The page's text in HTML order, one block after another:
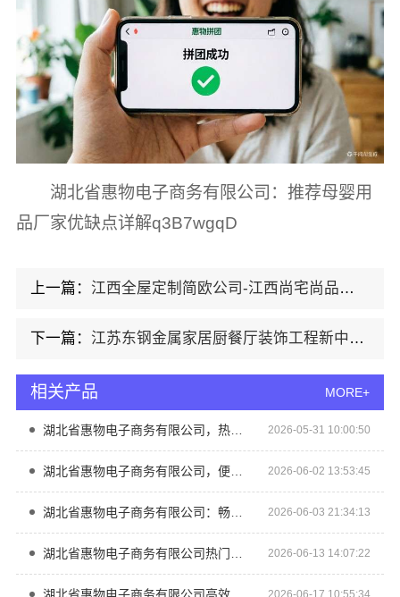
湖北省惠物电子商务有限公司：推荐母婴用
品厂家优缺点详解q3B7wgqD
上一篇： 江西全屋定制简欧公司-江西尚宅尚品新型环保材料有限公司
下一篇： 江苏东钢金属家居厨餐厅装饰工程新中式为什么选
相关产品 MORE+
湖北省惠物电子商务有限公司，热门家居百货平台优势尽显 2026-05-31 10:00:50
湖北省惠物电子商务有限公司，便宜数码家电平台好不好？ 2026-06-02 13:53:45
湖北省惠物电子商务有限公司：畅销生鲜食品软件功能大揭秘 2026-06-03 21:34:13
湖北省惠物电子商务有限公司热门日常居家公司价格推荐 2026-06-13 14:07:22
2026-06-17 10:55:34